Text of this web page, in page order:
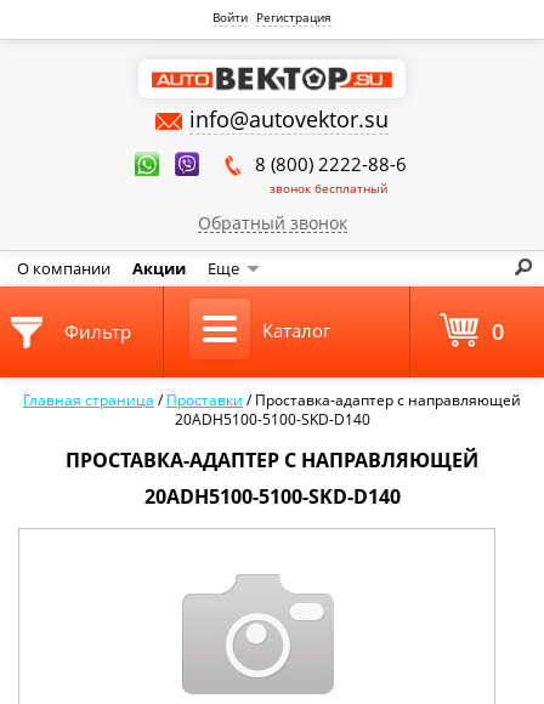
Войти Регистрация
info@autovektor.su
8 (800) 2222-88-6
звонок бесплатный
Обратный звонок
О компании Акции Еще
Главная страница /Проставки /Проставка-адаптер с направляющей
20ADH5100-5100-SKD-D140
ПРОСТАВКА-АДАПТЕР С НАПРАВЛЯЮЩЕЙ
20ADH5100-5100-SKD-D140
Фильтр Каталог 0